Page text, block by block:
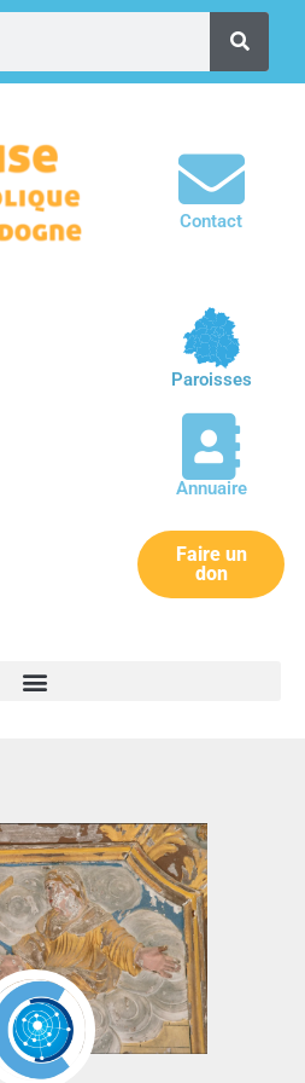
Contact
Paroisses
Annuaire
Faire un
don